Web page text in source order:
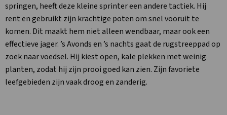
springen, heeft deze kleine sprinter een andere tactiek. Hij
rent en gebruikt zijn krachtige poten om snel vooruit te
komen. Dit maakt hem niet alleen wendbaar, maar ook een
effectieve jager. ’s Avonds en ’s nachts gaat de rugstreeppad op
zoek naar voedsel. Hij kiest open, kale plekken met weinig
planten, zodat hij zijn prooi goed kan zien. Zijn favoriete
leefgebieden zijn vaak droog en zanderig.